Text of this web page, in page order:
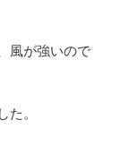
風が強いので
た。